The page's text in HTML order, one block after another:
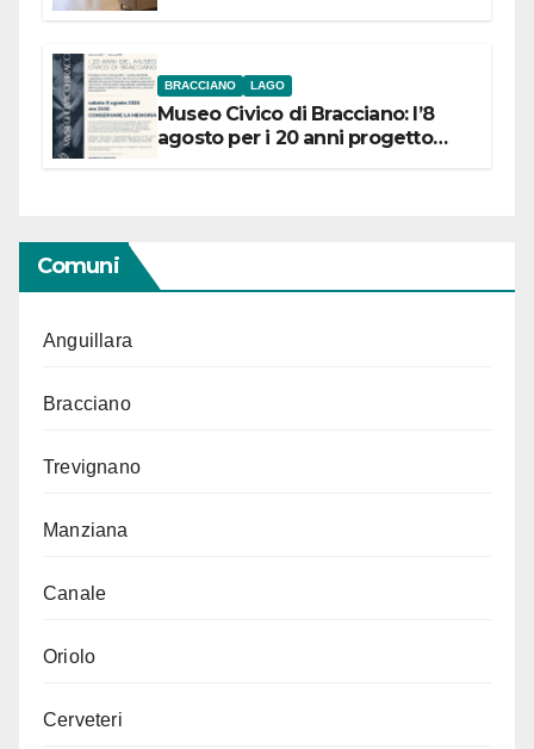
BRACCIANO LAGO
Museo Civico di Bracciano: l’8
agosto per i 20 anni progetto
Comuni
Anguillara
Bracciano
Trevignano
Manziana
Canale
Oriolo
Cerveteri